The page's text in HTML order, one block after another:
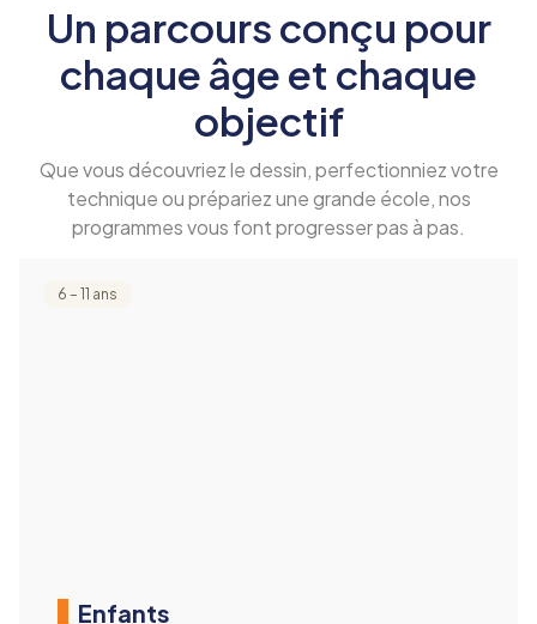
Un parcours conçu pour
chaque âge et chaque
objectif
Que vous découvriez le dessin, perfectionniez votre
technique ou prépariez une grande école, nos
programmes vous font progresser pas à pas.
6 – 11 ans
Enfants